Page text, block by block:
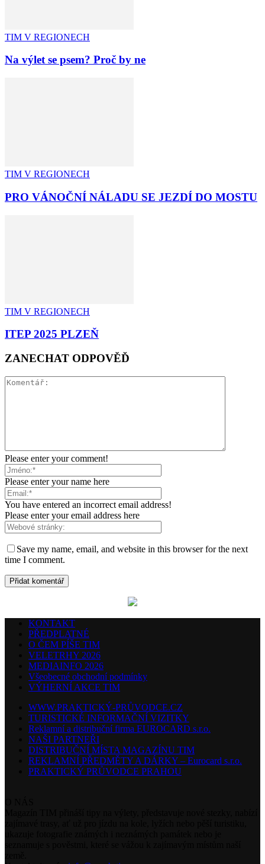
TIM V REGIONECH
Na výlet se psem? Proč by ne
TIM V REGIONECH
PRO VÁNOČNÍ NÁLADU SE JEZDÍ DO MOSTU
TIM V REGIONECH
ITEP 2025 PLZEŇ
ZANECHAT ODPOVĚĎ
Please enter your comment!
Please enter your name here
You have entered an incorrect email address!
Please enter your email address here
Save my name, email, and website in this browser for the next
time I comment.
KONTAKT
PŘEDPLATNÉ
O ČEM PÍŠE TIM
VELETRHY 2026
MEDIAINFO 2026
Všeobecné obchodní podmínky
VÝHERNÍ AKCE TIM
WWW.PRAKTICKÝ-PRŮVODCE.CZ
TURISTICKÉ INFORMAČNÍ VIZITKY
Reklamní a distribuční firma EUROCARD s.r.o.
NAŠI PARTNEŘI
DISTRIBUČNÍ MÍSTA MAGAZÍNU TIM
REKLAMNÍ PŘEDMĚTY A DÁRKY – Eurocard s.r.o.
PRAKTICKÝ PRŮVODCE PRAHOU